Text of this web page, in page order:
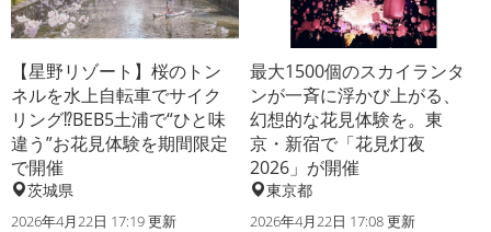
【星野リゾート】桜のトン
ネルを水上自転車でサイク
リング⁉BEB5土浦で“ひと味
違う”お花見体験を期間限定
で開催
茨城県
2026年4月22日 17:19 更新
最大1500個のスカイランタ
ンが一斉に浮かび上がる、
幻想的な花見体験を。東
京・新宿で「花見灯夜
2026」が開催
東京都
2026年4月22日 17:08 更新